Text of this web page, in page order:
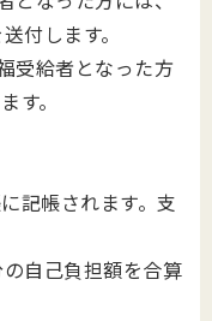
付します。
受給者となった方
す。
記帳されます。支
自己負担額を合算